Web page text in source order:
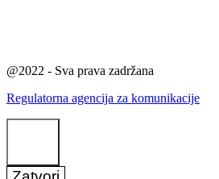
@2022 - Sva prava zadržana
Regulatorna agencija za komunikacije